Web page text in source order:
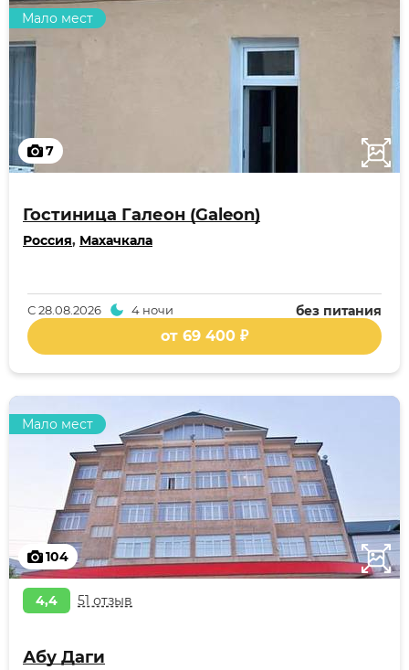
7
Мало мест
Гостиница Галеон (Galeon)
Россия, Махачкала
без питания
С28.08.2026 4 ночи
от 69 400 ₽
104
Мало мест
4,4 51 отзыв
Абу Даги